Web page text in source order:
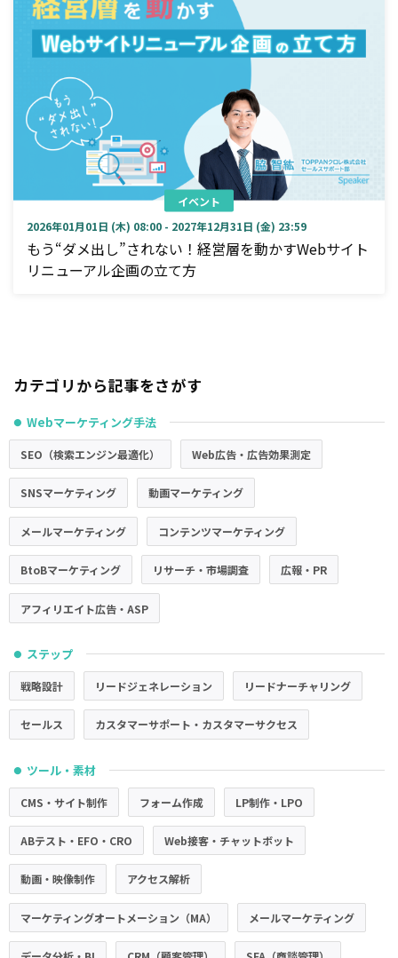
イベント
2026年01月01日 (木) 08:00 - 2027年12月31日 (金) 23:59
もう“ダメ出し”されない！経営層を動かすWebサイト
リニューアル企画の立て方
カテゴリから記事をさがす
● Webマーケティング手法
SEO（検索エンジン最適化） Web広告・広告効果測定
SNSマーケティング 動画マーケティング
メールマーケティング コンテンツマーケティング
BtoBマーケティング リサーチ・市場調査 広報・PR
アフィリエイト広告・ASP
● ステップ
戦略設計 リードジェネレーション リードナーチャリング
セールス カスタマーサポート・カスタマーサクセス
● ツール・素材
CMS・サイト制作 フォーム作成 LP制作・LPO
ABテスト・EFO・CRO Web接客・チャットボット
動画・映像制作 アクセス解析
マーケティングオートメーション（MA） メールマーケティング